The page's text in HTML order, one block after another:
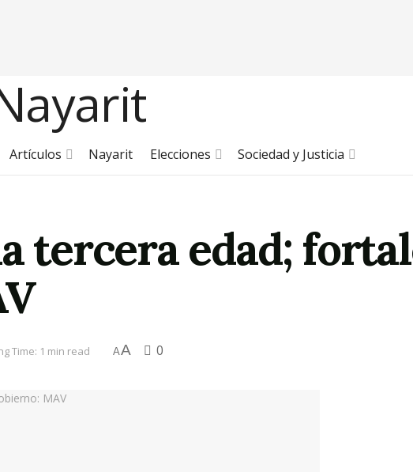
Artículos Nayarit Elecciones Sociedad y Justicia
tercera edad;
Time: 1 min read AA 0